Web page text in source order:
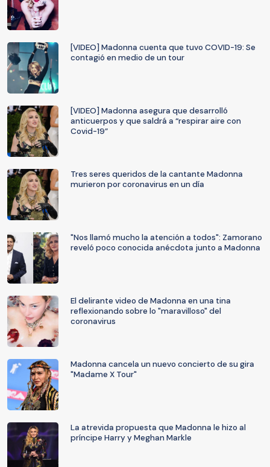
[VIDEO] Madonna cuenta que tuvo COVID-19: Se
contagió en medio de un tour
[VIDEO] Madonna asegura que desarrolló
anticuerpos y que saldrá a “respirar aire con
Covid-19”
Tres seres queridos de la cantante Madonna
murieron por coronavirus en un día
"Nos llamó mucho la atención a todos": Zamorano
reveló poco conocida anécdota junto a Madonna
El delirante video de Madonna en una tina
reflexionando sobre lo "maravilloso" del
coronavirus
Madonna cancela un nuevo concierto de su gira
"Madame X Tour"
La atrevida propuesta que Madonna le hizo al
príncipe Harry y Meghan Markle